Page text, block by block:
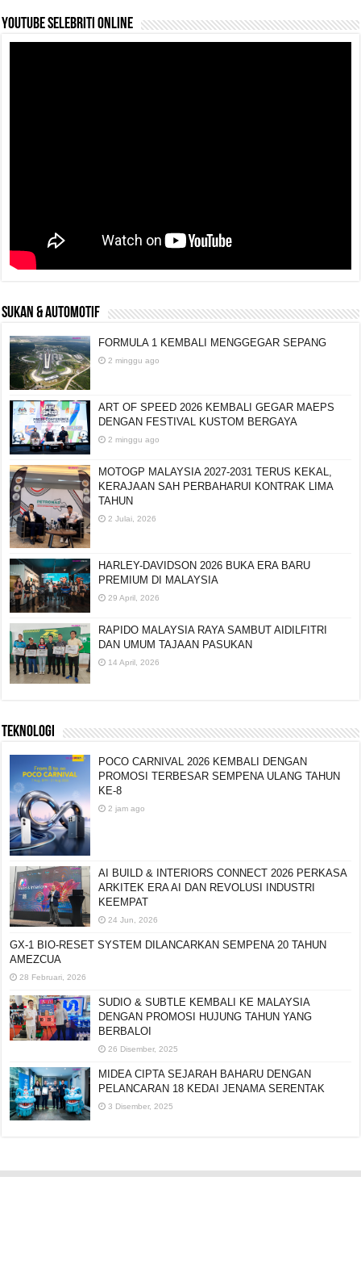
YouTube selebriti online
SUKAN & AUTOMOTIF
FORMULA 1 KEMBALI MENGGEGAR SEPANG
2 minggu ago
ART OF SPEED 2026 KEMBALI GEGAR MAEPS
DENGAN FESTIVAL KUSTOM BERGAYA
2 minggu ago
MOTOGP MALAYSIA 2027-2031 TERUS KEKAL,
KERAJAAN SAH PERBAHARUI KONTRAK LIMA
TAHUN
2 Julai, 2026
HARLEY-DAVIDSON 2026 BUKA ERA BARU
PREMIUM DI MALAYSIA
29 April, 2026
RAPIDO MALAYSIA RAYA SAMBUT AIDILFITRI
DAN UMUM TAJAAN PASUKAN
14 April, 2026
TEKNOLOGI
POCO CARNIVAL 2026 KEMBALI DENGAN
PROMOSI TERBESAR SEMPENA ULANG TAHUN
KE-8
2 jam ago
AI BUILD & INTERIORS CONNECT 2026 PERKASA
ARKITEK ERA AI DAN REVOLUSI INDUSTRI
KEEMPAT
24 Jun, 2026
GX-1 BIO-RESET SYSTEM DILANCARKAN SEMPENA 20 TAHUN
AMEZCUA
28 Februari, 2026
SUDIO & SUBTLE KEMBALI KE MALAYSIA
DENGAN PROMOSI HUJUNG TAHUN YANG
BERBALOI
26 Disember, 2025
MIDEA CIPTA SEJARAH BAHARU DENGAN
PELANCARAN 18 KEDAI JENAMA SERENTAK
3 Disember, 2025